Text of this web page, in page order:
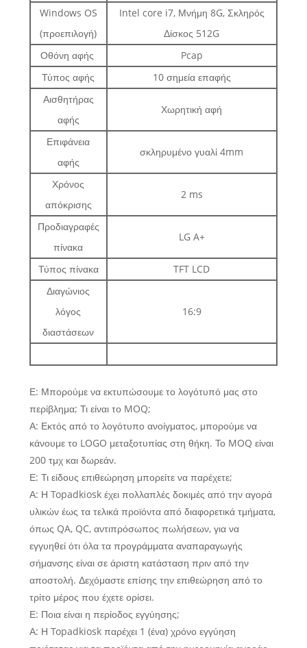
Windows OS
(προεπιλογή)
Intel core i7, Μνήμη 8G, Σκληρός
Δίσκος 512G
Οθόνη αφής
Pcap
Τύπος αφής
10 σημεία επαφής
Αισθητήρας
αφής
Χωρητική αφή
Επιφάνεια
αφής
σκληρυμένο γυαλί 4mm
Χρόνος
απόκρισης
2 ms
Προδιαγραφές
πίνακα
LG A+
Τύπος πίνακα
TFT LCD
Διαγώνιος
λόγος
διαστάσεων
16:9
Ε: Μπορούμε να εκτυπώσουμε το λογότυπό μας στο
περίβλημα; Τι είναι το MOQ;
Α: Εκτός από το λογότυπο ανοίγματος, μπορούμε να
κάνουμε το LOGO μεταξοτυπίας στη θήκη. Το MOQ είναι
200 ​​τμχ και δωρεάν.
Ε: Τι είδους επιθεώρηση μπορείτε να παρέχετε;
Α: Η Topadkiosk έχει πολλαπλές δοκιμές από την αγορά
υλικών έως τα τελικά προϊόντα από διαφορετικά τμήματα,
όπως QA, QC, αντιπρόσωπος πωλήσεων, για να
εγγυηθεί ότι όλα τα προγράμματα αναπαραγωγής
σήμανσης είναι σε άριστη κατάσταση πριν από την
αποστολή. Δεχόμαστε επίσης την επιθεώρηση από το
τρίτο μέρος που έχετε ορίσει.
Ε: Ποια είναι η περίοδος εγγύησης;
Α: Η Topadkiosk παρέχει 1 (ένα) χρόνο εγγύηση